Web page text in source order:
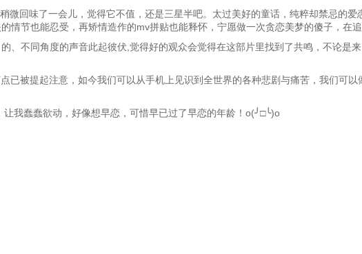
微回味了一会儿，觉得它不值，还是三星半吧。太过美好的童话，纯粹却禁忌的
情节也能忍受，再矫情造作的mv拼贴也能释怀，宁愿做一次贪恋美梦的傻子，在
、不同角度的声音此起彼伏,觉得好的观众会觉得在这部片里找到了共鸣，不论是
已被提起注意，如今我们可以从手机上见识到全世界的各种悲剧与痛苦，我们可
我蠢蠢欲动，好像想早恋，可惜早已过了早恋的年龄！o(╯□╰)o